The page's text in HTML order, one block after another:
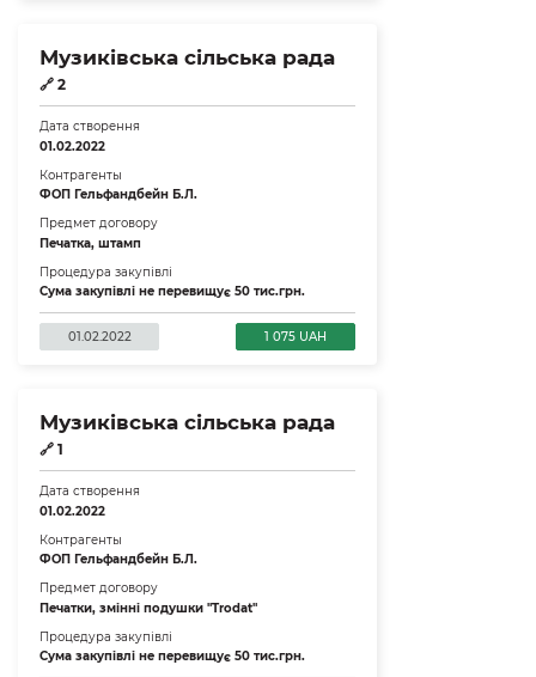
Музиківська сільська рада
🔗 2
Дата створення
01.02.2022
Контрагенты
ФОП Гельфандбейн Б.Л.
Предмет договору
Печатка, штамп
Процедура закупівлі
Сума закупівлі не перевищує 50 тис.грн.
01.02.2022 1 075 UAH
Музиківська сільська рада
🔗 1
Дата створення
01.02.2022
Контрагенты
ФОП Гельфандбейн Б.Л.
Предмет договору
Печатки, змінні подушки "Trodat"
Процедура закупівлі
Сума закупівлі не перевищує 50 тис.грн.